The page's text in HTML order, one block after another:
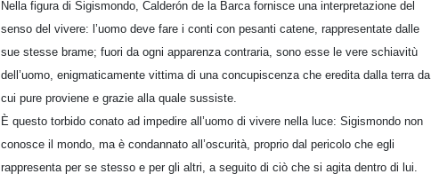
Nella figura di Sigismondo, Calderón de la Barca fornisce una interpretazione del
senso del vivere: l’uomo deve fare i conti con pesanti catene, rappresentate dalle
sue stesse brame; fuori da ogni apparenza contraria, sono esse le vere schiavitù
dell’uomo, enigmaticamente vittima di una concupiscenza che eredita dalla terra da
cui pure proviene e grazie alla quale sussiste.
È questo torbido conato ad impedire all’uomo di vivere nella luce: Sigismondo non
conosce il mondo, ma è condannato all’oscurità, proprio dal pericolo che egli
rappresenta per se stesso e per gli altri, a seguito di ciò che si agita dentro di lui.